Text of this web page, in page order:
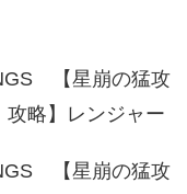
【星崩の猛攻
略】レンジャー
【星崩の猛攻